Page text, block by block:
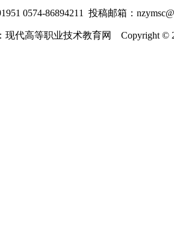
0574-86894211 投稿邮箱：
代高等职业技术教育网 Copyright ©